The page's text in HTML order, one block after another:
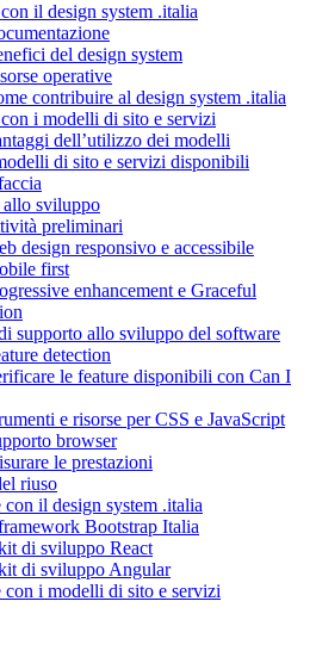
il design system .italia
del design system
operative
contribuire al design system .italia
i modelli di sito e servizi
dell’utilizzo dei modelli
di sito e servizi disponibili
sviluppo
preliminari
design responsivo e accessibile
first
enhancement e Graceful
supporto allo sviluppo del software
detection
le feature disponibili con Can I
e risorse per CSS e JavaScript
browser
le prestazioni
riuso
il design system .italia
Bootstrap Italia
di sviluppo React
di sviluppo Angular
con i modelli di sito e servizi